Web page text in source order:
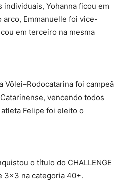
individuais, Yohanna ficou em
Emmanuelle foi vice-
em terceiro na mesma
Vôlei–Rodocatarina foi campeã
vencendo todos
Felipe foi eleito o
o título do CHALLENGE
3×3 na categoria 40+.